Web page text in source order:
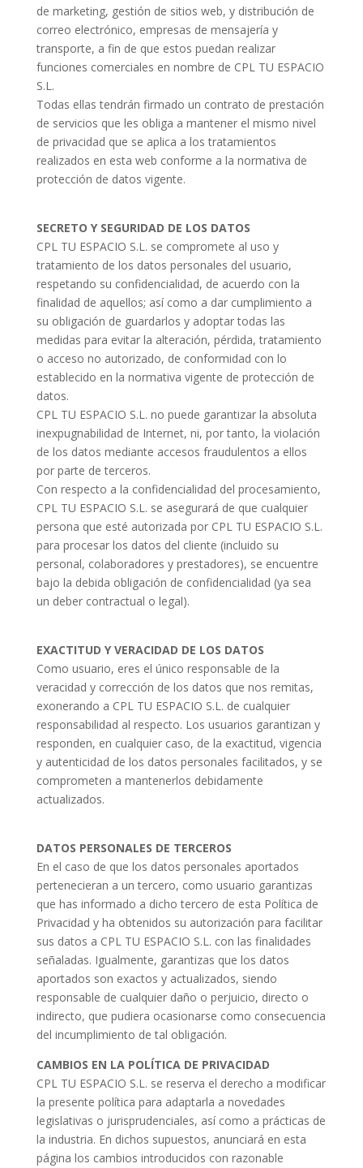
de marketing, gestión de sitios web, y distribución de
correo electrónico, empresas de mensajería y
transporte, a fin de que estos puedan realizar
funciones comerciales en nombre de CPL TU ESPACIO
S.L.
Todas ellas tendrán firmado un contrato de prestación
de servicios que les obliga a mantener el mismo nivel
de privacidad que se aplica a los tratamientos
realizados en esta web conforme a la normativa de
protección de datos vigente.
SECRETO Y SEGURIDAD DE LOS DATOS
CPL TU ESPACIO S.L. se compromete al uso y
tratamiento de los datos personales del usuario,
respetando su confidencialidad, de acuerdo con la
finalidad de aquellos; así como a dar cumplimiento a
su obligación de guardarlos y adoptar todas las
medidas para evitar la alteración, pérdida, tratamiento
o acceso no autorizado, de conformidad con lo
establecido en la normativa vigente de protección de
datos.
CPL TU ESPACIO S.L. no puede garantizar la absoluta
inexpugnabilidad de Internet, ni, por tanto, la violación
de los datos mediante accesos fraudulentos a ellos
por parte de terceros.
Con respecto a la confidencialidad del procesamiento,
CPL TU ESPACIO S.L. se asegurará de que cualquier
persona que esté autorizada por CPL TU ESPACIO S.L.
para procesar los datos del cliente (incluido su
personal, colaboradores y prestadores), se encuentre
bajo la debida obligación de confidencialidad (ya sea
un deber contractual o legal).
EXACTITUD Y VERACIDAD DE LOS DATOS
Como usuario, eres el único responsable de la
veracidad y corrección de los datos que nos remitas,
exonerando a CPL TU ESPACIO S.L. de cualquier
responsabilidad al respecto. Los usuarios garantizan y
responden, en cualquier caso, de la exactitud, vigencia
y autenticidad de los datos personales facilitados, y se
comprometen a mantenerlos debidamente
actualizados.
DATOS PERSONALES DE TERCEROS
En el caso de que los datos personales aportados
pertenecieran a un tercero, como usuario garantizas
que has informado a dicho tercero de esta Política de
Privacidad y ha obtenidos su autorización para facilitar
sus datos a CPL TU ESPACIO S.L. con las finalidades
señaladas. Igualmente, garantizas que los datos
aportados son exactos y actualizados, siendo
responsable de cualquier daño o perjuicio, directo o
indirecto, que pudiera ocasionarse como consecuencia
del incumplimiento de tal obligación.
CAMBIOS EN LA POLÍTICA DE PRIVACIDAD
CPL TU ESPACIO S.L. se reserva el derecho a modificar
la presente política para adaptarla a novedades
legislativas o jurisprudenciales, así como a prácticas de
la industria. En dichos supuestos, anunciará en esta
página los cambios introducidos con razonable